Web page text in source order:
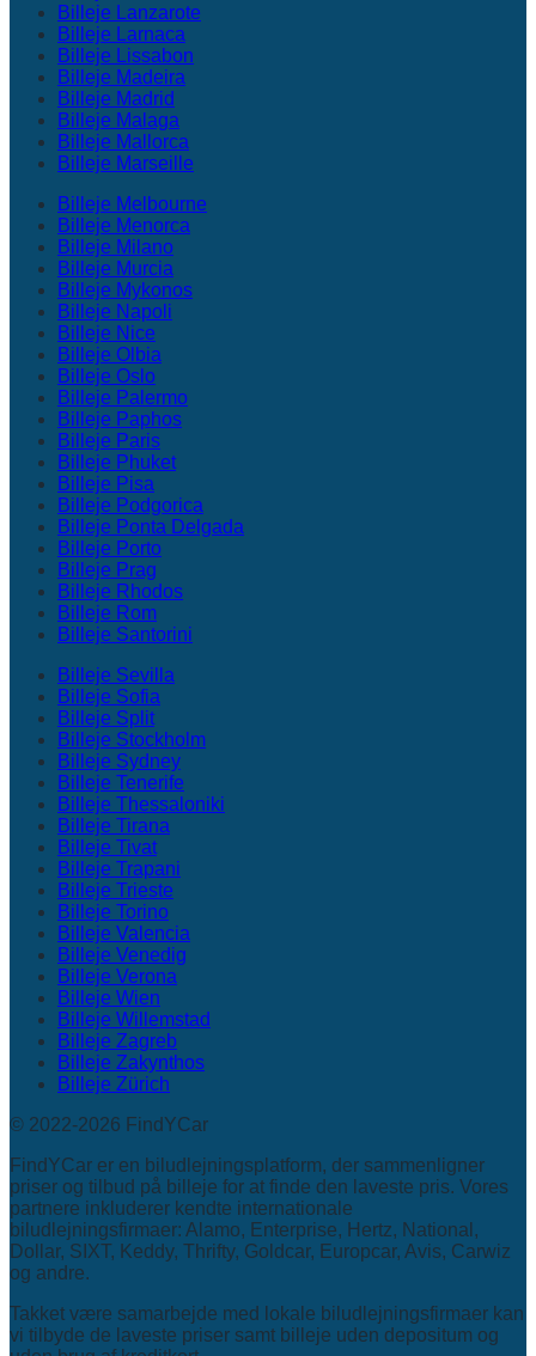
Billeje Lanzarote
Billeje Larnaca
Billeje Lissabon
Billeje Madeira
Billeje Madrid
Billeje Malaga
Billeje Mallorca
Billeje Marseille
Billeje Melbourne
Billeje Menorca
Billeje Milano
Billeje Murcia
Billeje Mykonos
Billeje Napoli
Billeje Nice
Billeje Olbia
Billeje Oslo
Billeje Palermo
Billeje Paphos
Billeje Paris
Billeje Phuket
Billeje Pisa
Billeje Podgorica
Billeje Ponta Delgada
Billeje Porto
Billeje Prag
Billeje Rhodos
Billeje Rom
Billeje Santorini
Billeje Sevilla
Billeje Sofia
Billeje Split
Billeje Stockholm
Billeje Sydney
Billeje Tenerife
Billeje Thessaloniki
Billeje Tirana
Billeje Tivat
Billeje Trapani
Billeje Trieste
Billeje Torino
Billeje Valencia
Billeje Venedig
Billeje Verona
Billeje Wien
Billeje Willemstad
Billeje Zagreb
Billeje Zakynthos
Billeje Zürich
© 2022-2026 FindYCar
FindYCar er en biludlejningsplatform, der sammenligner
priser og tilbud på billeje for at finde den laveste pris. Vores
partnere inkluderer kendte internationale
biludlejningsfirmaer: Alamo, Enterprise, Hertz, National,
Dollar, SIXT, Keddy, Thrifty, Goldcar, Europcar, Avis, Carwiz
og andre.
Takket være samarbejde med lokale biludlejningsfirmaer kan
vi tilbyde de laveste priser samt billeje uden depositum og